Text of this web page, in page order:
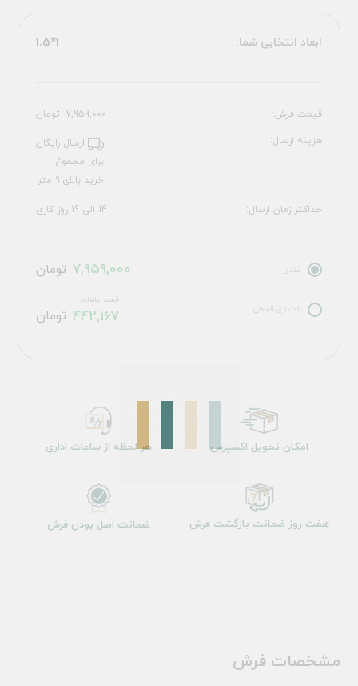
ابعاد انتخابی شما: 1*1.5
قیمت فرش: 7,959,000 تومان
هزینه ارسال:
ارسال رایگان
برای مجموع
خرید بالای ۹ متر
حداکثر زمان ارسال: 14 الی 19 روز کاری
نقدی 7,959,000 تومان
اعتباری قسطی
قسط ماهانه
442,167 تومان
امکان تحویل اکسپرس هر لحظه از ساعات اداری
هفت روز ضمانت بازگشت فرش ضمانت اصل بودن فرش
مشخصات فرش